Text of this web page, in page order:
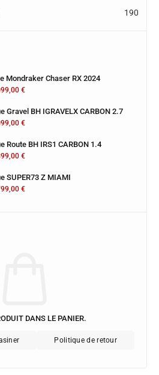
190
Mondraker Chaser RX 2024
€
Gravel BH IGRAVELX CARBON 2.7
€
Route BH IRS1 CARBON 1.4
€
SUPER73 Z MIAMI
€
DANS LE PANIER.
Politique de retour